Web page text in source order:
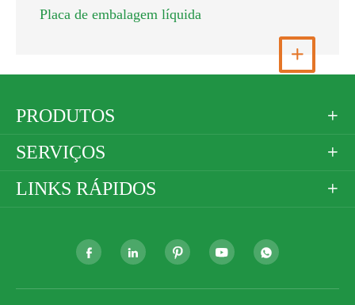
Placa de embalagem líquida
Ver mais

PRODUTOS 
SERVIÇOS 
LINKS RÁPIDOS 
    